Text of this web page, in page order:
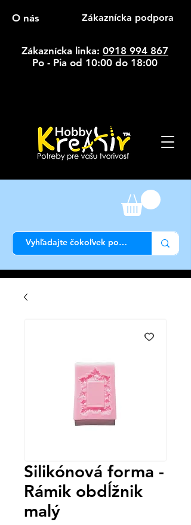
O nás Zákaznícka podpora
Zákaznícka linka: 0918 994 867
Po - Pia od 10:00 do 18:00
Silikónová forma -
Rámik obdĺžnik
malý